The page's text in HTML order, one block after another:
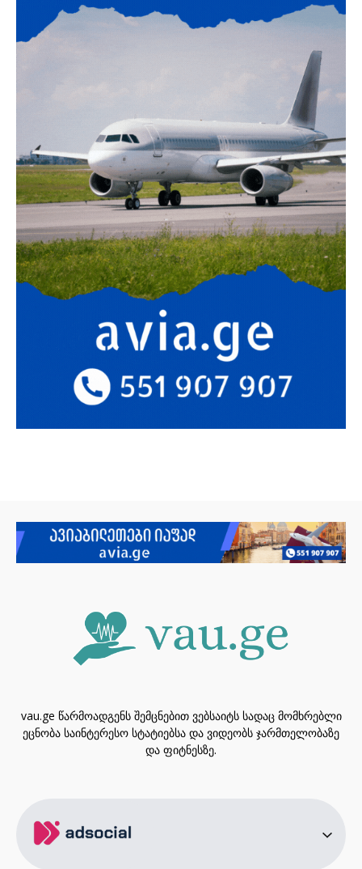
vau.ge წარმოადგენს შემცნებით ვებსაიტს სადაც მომხრებლი
ეცნობა საინტერესო სტატიებსა და ვიდეობს ჯარმთელობაზე
და ფიტნესზე.